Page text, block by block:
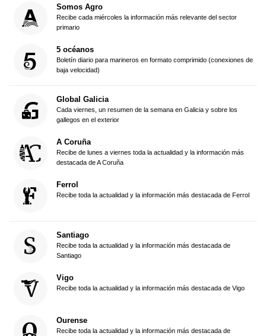
Somos Agro
Recibe cada miércoles la información más relevante del sector
primario
5 océanos
Boletín diario para marineros en formato comprimido (conexiones de
baja velocidad)
Global Galicia
Cada viernes, un resumen de la semana en Galicia y sobre los
gallegos en el exterior
A Coruña
Recibe de lunes a viernes toda la actualidad y la información más
destacada de A Coruña
Ferrol
Recibe toda la actualidad y la información más destacada de Ferrol
Santiago
Recibe toda la actualidad y la información más destacada de
Santiago
Vigo
Recibe toda la actualidad y la información más destacada de Vigo
Ourense
Recibe toda la actualidad y la información más destacada de